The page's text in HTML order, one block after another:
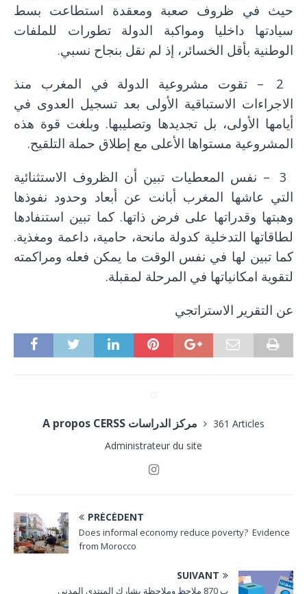
حيث في ظروف صعبة ومعقدة استطاعت بسط
سيادتها داخليا ومواكبة الدولة تطورات للملفات
الوطنية بأقل الخسائر، إذ لم نقل بنجاح نسبي.
2 – تقوت مشروعية الدولة في المغرب منذ
الاجراءات الاستباقية الأولى بعد تسجيل العدوى في
أيامها الأولى، بل تجديدها وتصليبها. وبلغت قوة هذه
المشروعية مستواها الأعلى مع إطلاق حملة التلقيح.
3 – نفس المعطيات تبين أن الظروف الاستثنائية
التي عاشها المغرب أبانت عن أبعاد وحدود نفوذها
وهبتها وقدراتها على فرض ذاتها. كما تبين استنفادها
لطاقاتها التدخلية كدولة مانحة، حامية، داعمة ومغذية.
كما تبين لها في نفس الوقت ما يمكن فعله ومراكمته
لتقوية امكانياتها في المرحلة لمقبلة.
عن التقرير الاستراتجي
361 Articles
Administrateur du site
PRÉCÉDENT
Does informal economy reduce poverty? Evidence
from Morocco
SUIVANT
ب 870 ملاحظ وملاحظة يشارك المنتدى المدني